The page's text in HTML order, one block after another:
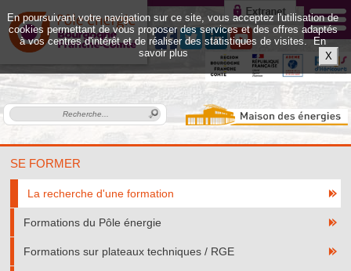
SE FORMER
La recherche d'une formation
Formations du Pôle énergie
Formations sur plateaux techniques / RGE
En poursuivant votre navigation sur ce site, vous acceptez l'utilisation de
cookies permettant de vous proposer des services et des offres adaptés
à vos centres d'intérêt et de réaliser des statistiques de visites. En
savoir plus
X